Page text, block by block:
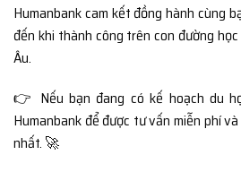
Humanbank cam kết đồng hành cùng
đến khi thành công trên con đường
Âu.
👉 Nếu bạn đang có kế hoạch du
Humanbank để được tư vấn miễn phí
nhất. 🚀